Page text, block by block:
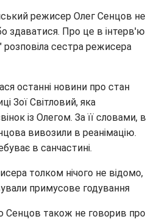
режисер Олег Сенцов не
здаватися. Про це в інтерв'ю
розповіла сестра режисера
останні новини про стан
Зої Світловий, яка
із Олегом. За її словами, в
вивозили в реанімацію.
в санчастині.
толком нічого не відомо,
примусове годування
Сенцов також не говорив про